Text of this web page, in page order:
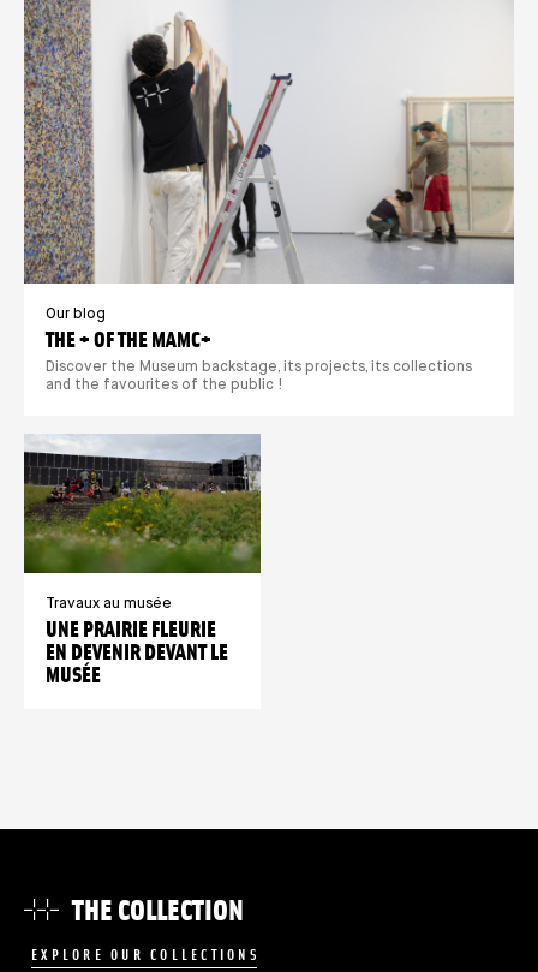
THE + OF THE MAMC+
Our blog
Discover the Museum backstage, its projects, its collections
and the favourites of the public !
UNE PRAIRIE FLEURIE
EN DEVENIR DEVANT LE
MUSÉE
Travaux au musée
THE COLLECTION
EXPLORE OUR COLLECTIONS